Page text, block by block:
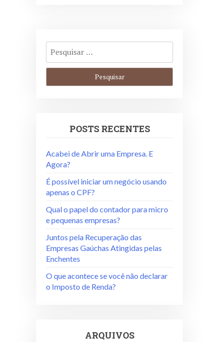
POSTS RECENTES
Acabei de Abrir uma Empresa. E
Agora?
É possível iniciar um negócio usando
apenas o CPF?
Qual o papel do contador para micro
e pequenas empresas?
Juntos pela Recuperação das
Empresas Gaúchas Atingidas pelas
Enchentes
O que acontece se você não declarar
o Imposto de Renda?
ARQUIVOS